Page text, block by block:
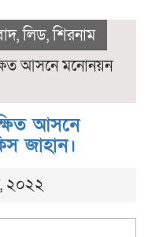
,লিড,শিরনাম
আসনে মনোনয়ন
আসনে
জাহান।
২০২২